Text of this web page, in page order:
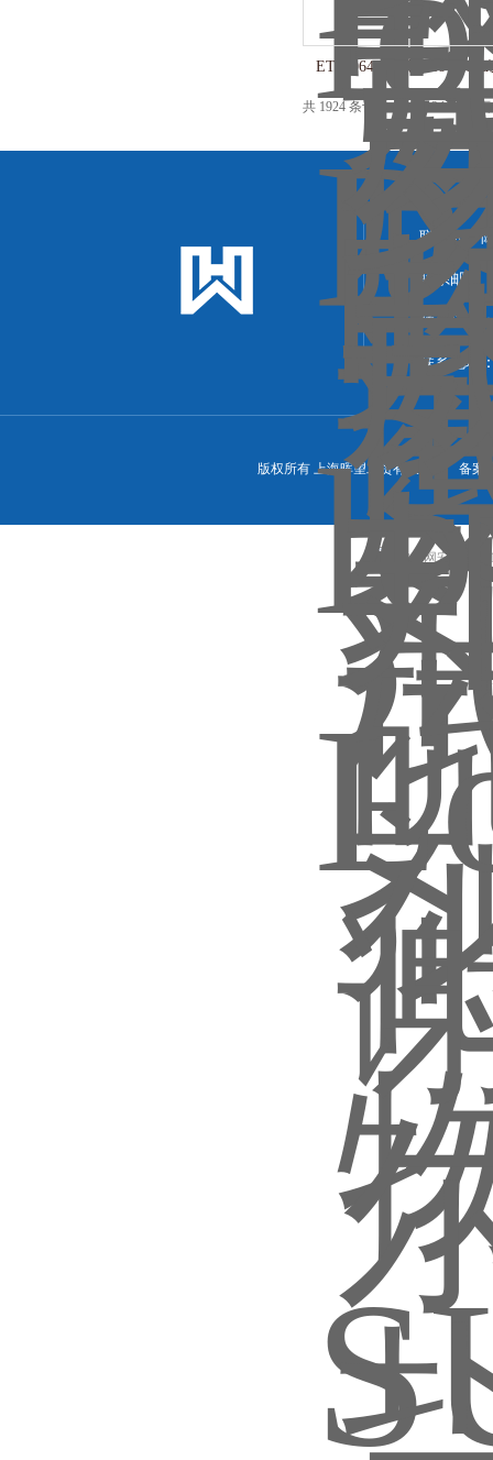
ET530640罗威邦
共 1924 条记录，当前 24 / 129
联系人：
联系邮箱
联系传真
联系地址
版权所有 上海晖望工贸有限公司 备案
沪公网安备